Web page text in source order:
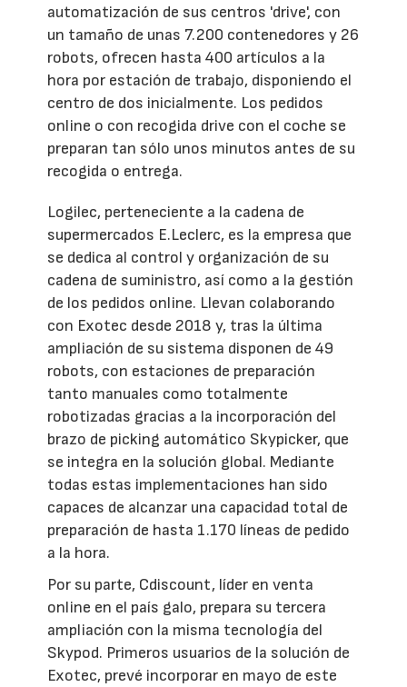
automatización de sus centros 'drive', con
un tamaño de unas 7.200 contenedores y 26
robots, ofrecen hasta 400 artículos a la
hora por estación de trabajo, disponiendo el
centro de dos inicialmente. Los pedidos
online o con recogida drive con el coche se
preparan tan sólo unos minutos antes de su
recogida o entrega.
Logilec, perteneciente a la cadena de
supermercados E.Leclerc, es la empresa que
se dedica al control y organización de su
cadena de suministro, así como a la gestión
de los pedidos online. Llevan colaborando
con Exotec desde 2018 y, tras la última
ampliación de su sistema disponen de 49
robots, con estaciones de preparación
tanto manuales como totalmente
robotizadas gracias a la incorporación del
brazo de picking automático Skypicker, que
se integra en la solución global. Mediante
todas estas implementaciones han sido
capaces de alcanzar una capacidad total de
preparación de hasta 1.170 líneas de pedido
a la hora.
Por su parte, Cdiscount, líder en venta
online en el país galo, prepara su tercera
ampliación con la misma tecnología del
Skypod. Primeros usuarios de la solución de
Exotec, prevé incorporar en mayo de este